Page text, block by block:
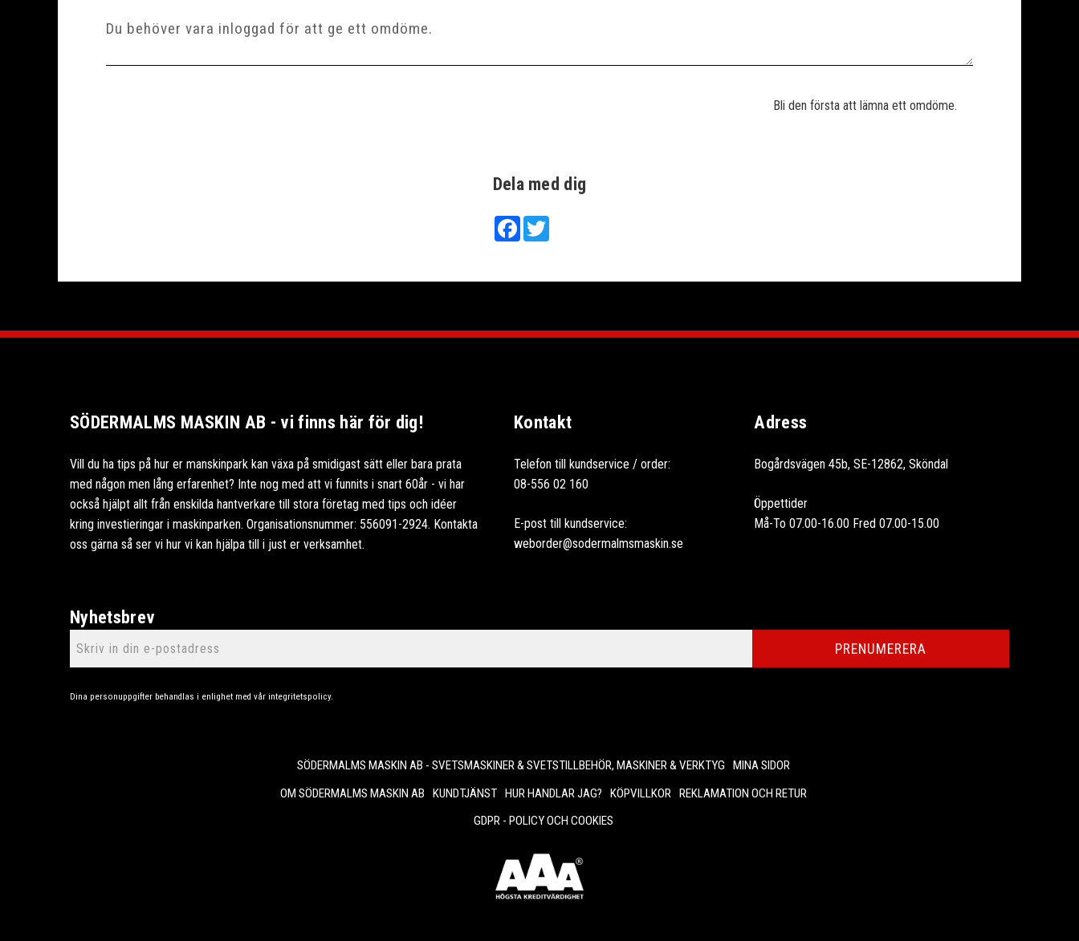
Dela med dig
FacebookTwitter
Bli den första att lämna ett omdöme.
SÖDERMALMS MASKIN AB - vi finns här för dig!
Vill du ha tips på hur er manskinpark kan växa på smidigast sätt eller bara prata
med någon men lång erfarenhet? Inte nog med att vi funnits i snart 60år - vi har
också hjälpt allt från enskilda hantverkare till stora företag med tips och idéer
kring investieringar i maskinparken. Organisationsnummer: 556091-2924. Kontakta
oss gärna så ser vi hur vi kan hjälpa till i just er verksamhet.
Kontakt
Telefon till kundservice / order:
08-556 02 160
E-post till kundservice:
weborder@sodermalmsmaskin.se
Adress
Bogårdsvägen 45b, SE-12862, Sköndal
Öppettider
Må-To 07.00-16.00 Fred 07.00-15.00
Nyhetsbrev
PRENUMERERA
Dina personuppgifter behandlas i enlighet med vår integritetspolicy.
SÖDERMALMS MASKIN AB - SVETSMASKINER & SVETSTILLBEHÖR, MASKINER & VERKTYG
MINA SIDOR
OM SÖDERMALMS MASKIN AB
KUNDTJÄNST HUR HANDLAR JAG? KÖPVILLKOR REKLAMATION OCH RETUR
GDPR - POLICY OCH COOKIES